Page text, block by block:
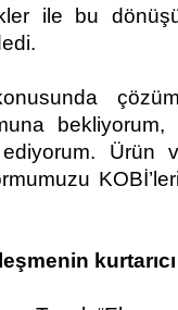
ile bu
konusunda
Ürün